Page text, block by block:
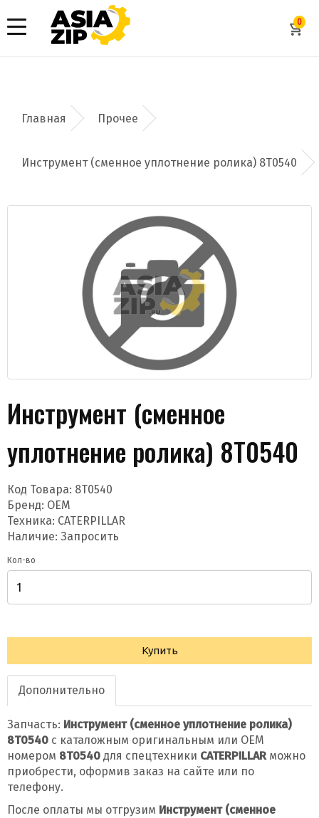
0
Добавить заявку
Допустимые форматы: .xls, .xlsx
Даю согласие на обработку моих данных и
Отправить
Прочее
Инструмент (сменное уплотнение ролика) 8T0540
Инструмент (сменное
уплотнение ролика) 8T0540
Код Товара: 8T0540
Бренд: OEM
Техника: CATERPILLAR
Наличие: Запросить
Кол-во
Купить
Дополнительно
Запчасть: Инструмент (сменное уплотнение ролика)
8T0540 с каталожным оригинальным или OEM
номером 8T0540 для спецтехники CATERPILLARможно
приобрести, оформив заказ на сайте или по
телефону.
После оплаты мы отгрузим Инструмент (сменное